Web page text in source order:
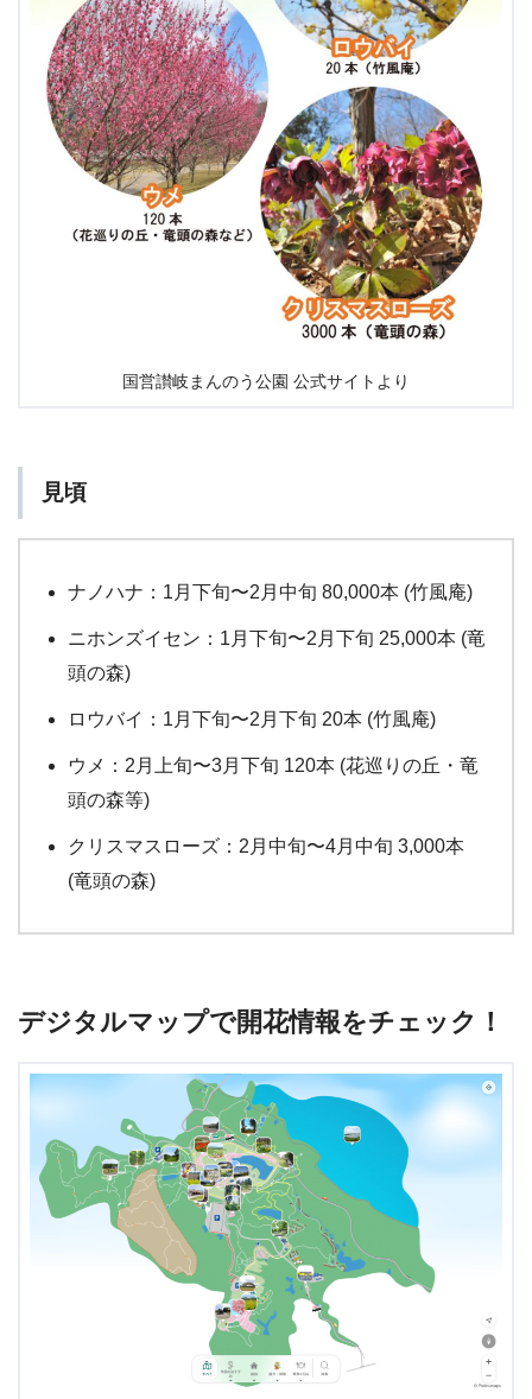
国営讃岐まんのう公園 公式サイトより
見頃
ナノハナ：1月下旬〜2月中旬 80,000本 (竹風庵)
ニホンズイセン：1月下旬〜2月下旬 25,000本 (竜
頭の森)
ロウバイ：1月下旬〜2月下旬 20本 (竹風庵)
ウメ：2月上旬〜3月下旬 120本 (花巡りの丘・竜
頭の森等)
クリスマスローズ：2月中旬〜4月中旬 3,000本
(竜頭の森)
デジタルマップで開花情報をチェック！